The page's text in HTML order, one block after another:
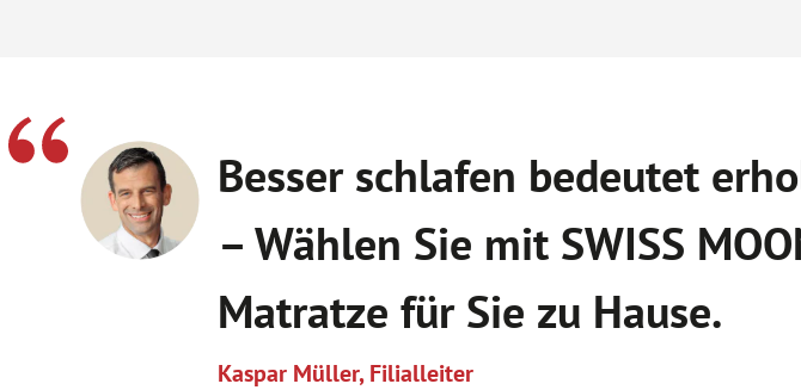
Besser schlafen bedeutet
– Wählen Sie mit SWISS
Matratze für Sie zu Hause.
Kaspar Müller, Filialleiter